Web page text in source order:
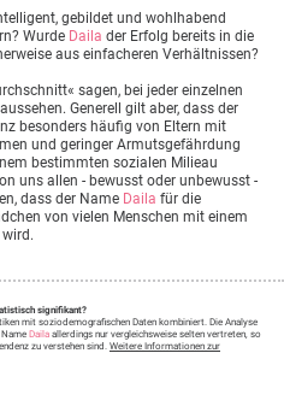
gebildet und wohlhabend
Wurde Daila der Erfolg bereits in die
aus einfacheren Verhältnissen?
sagen, bei jeder einzelnen
Generell gilt aber, dass der
besonders häufig von Eltern mit
und geringer Armutsgefährdung
bestimmten sozialen Milieau
uns allen - bewusst oder unbewusst -
dass der Name Daila für die
von vielen Menschen mit einem
signifikant?
mit soziodemografischen Daten kombiniert. Die Analyse
Daila allerdings nur vergleichsweise selten vertreten, so
zu verstehen sind. Weitere Informationen zur